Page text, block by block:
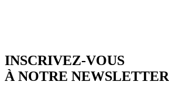
INSCRIVEZ-VOUS
À NOTRE NEWSLETTER